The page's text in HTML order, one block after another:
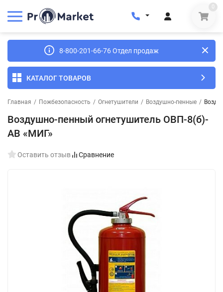
0
8-800-201-66-76 Отдел продаж
КАТАЛОГ ТОВАРОВ
Главная / Пожбезопасность / Огнетушители / Воздушно-пенные /
Воздушно-пенный огнетушитель ОВП-8(б)-
АB «МИГ»
Оставить отзыв Сравнение